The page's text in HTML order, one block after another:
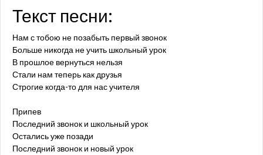
Текст песни:
Нам с тобою не позабыть первый звонок
Больше никогда не учить школьный урок
В прошлое вернуться нельзя
Стали нам теперь как друзья
Строгие когда-то для нас учителя
Припев
Последний звонок и школьный урок
Остались уже позади
Последний звонок и новый урок